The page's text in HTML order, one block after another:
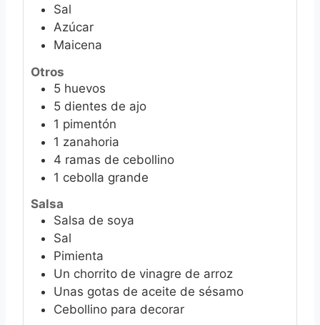
Sal
Azúcar
Maicena
Otros
5 huevos
5 dientes de ajo
1 pimentón
1 zanahoria
4 ramas de cebollino
1 cebolla grande
Salsa
Salsa de soya
Sal
Pimienta
Un chorrito de vinagre de arroz
Unas gotas de aceite de sésamo
Cebollino para decorar